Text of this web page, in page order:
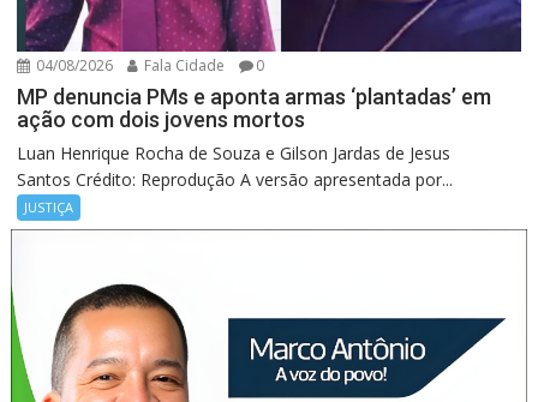
04/08/2026 Fala Cidade 0
MP denuncia PMs e aponta armas ‘plantadas’ em
ação com dois jovens mortos
Luan Henrique Rocha de Souza e Gilson Jardas de Jesus
Santos Crédito: Reprodução A versão apresentada por...
JUSTIÇA